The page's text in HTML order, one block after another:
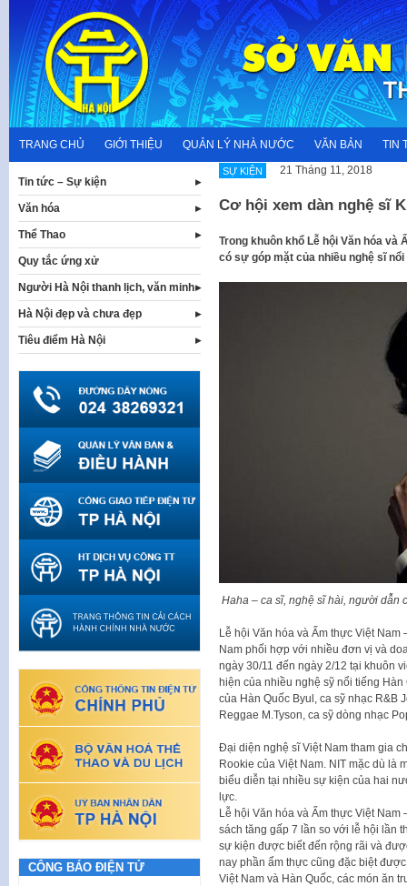
content
TRANG CHỦ GIỚI THIỆU QUẢN LÝ NHÀ NƯỚC VĂN BẢN TIN
SỰ KIỆN 21 Tháng 11, 2018
Cơ hội xem dàn nghệ sĩ
Trong khuôn khổ Lễ hội Văn hóa và
có sự góp mặt của nhiều nghệ sĩ nổi
Haha – ca sĩ, nghệ sĩ hài, người dẫn
Lễ hội Văn hóa và Ẩm thực Việt
Nam phối hợp với nhiều đơn vị và
ngày 30/11 đến ngày 2/12 tại khuôn
hiện của nhiều nghệ sỹ nổi tiếng
của Hàn Quốc Byul, ca sỹ nhạc R&B
Reggae M.Tyson, ca sỹ dòng nhạc
Đại diện nghệ sĩ Việt Nam tham gia
Rookie của Việt Nam. NIT mặc dù là
biểu diễn tại nhiều sự kiện của hai
lực.
Lễ hội Văn hóa và Ẩm thực Việt
sách tăng gấp 7 lần so với lễ hội lần
sự kiện được biết đến rộng rãi và
nay phần ẩm thực cũng đặc biệt
Việt Nam và Hàn Quốc, các món ăn
Tin tức – Sự kiện
Văn hóa
Thể Thao
Quy tắc ứng xử
Người Hà Nội thanh lịch, văn minh
Hà Nội đẹp và chưa đẹp
Tiêu điểm Hà Nội
CÔNG BÁO ĐIỆN TỬ